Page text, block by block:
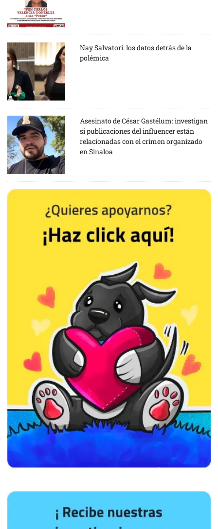
Nay Salvatori: los datos detrás de la
polémica
Asesinato de César Gastélum: investigan
si publicaciones del influencer están
relacionadas con el crimen organizado
en Sinaloa